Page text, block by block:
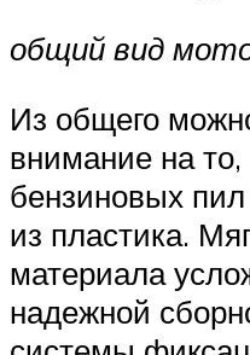
общий вид
Из общего
внимание на то,
бензиновых пил
из пластика.
материала
надежной